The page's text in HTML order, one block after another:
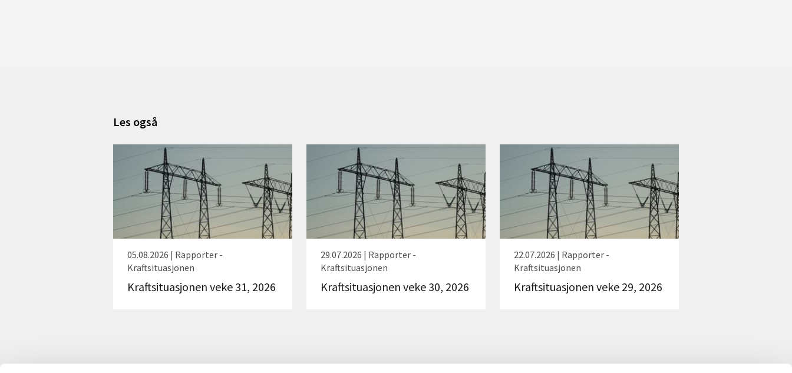
Les også
05.08.2026 | Rapporter -
Kraftsituasjonen
Kraftsituasjonen veke 31, 2026
29.07.2026 | Rapporter -
Kraftsituasjonen
Kraftsituasjonen veke 30, 2026
22.07.2026 | Rapporter -
Kraftsituasjonen
Kraftsituasjonen veke 29, 2026